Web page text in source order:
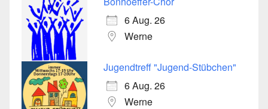
6 Aug. 26
Werne
Jugendtreff "Jugend-Stübchen"
6 Aug. 26
Werne